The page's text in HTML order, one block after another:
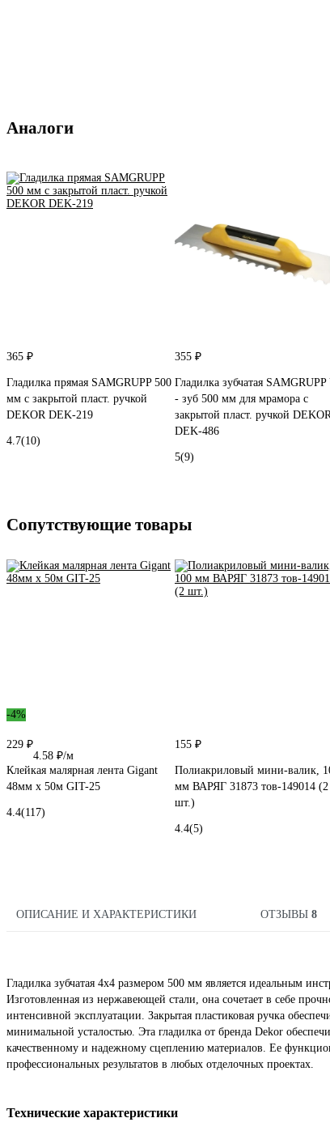
Аналоги
365 ₽
Гладилка прямая SAMGRUPP 500
мм с закрытой пласт. ручкой
DEKOR DEK-219
4.7(10)
355 ₽
Гладилка зубчатая SAMGRUPP
- зуб 500 мм для мрамора с
закрытой пласт. ручкой
DEK-486
5(9)
Сопутствующие товары
-4%
229 ₽
4.58 ₽/м
Клейкая малярная лента Gigant
48мм x 50м GIT-25
4.4(117)
155 ₽
Полиакриловый мини-валик,
мм ВАРЯГ 31873 тов-149014 (2
шт.)
4.4(5)
ОПИСАНИЕ И ХАРАКТЕРИСТИКИ ОТЗЫВЫ 8
Гладилка зубчатая 4х4 размером 500 мм является идеальным
Изготовленная из нержавеющей стали, она сочетает в себе
интенсивной эксплуатации. Закрытая пластиковая ручка
минимальной усталостью. Эта гладилка от бренда Dekor
качественному и надежному сцеплению материалов. Ее
профессиональных результатов в любых отделочных проектах.
Технические характеристики